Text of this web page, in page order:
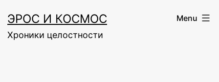
to
content
ЭРОС И КОСМОС
Хроники целостности
Menu